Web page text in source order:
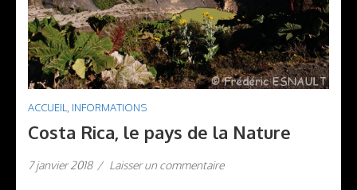
ACCUEIL INFORMATIONS
Costa Rica, le pays de la Nature
7 janvier 2018 / Laisser un commentaire